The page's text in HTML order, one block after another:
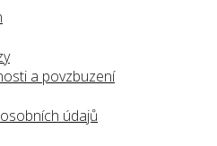
a povzbuzení
údajů